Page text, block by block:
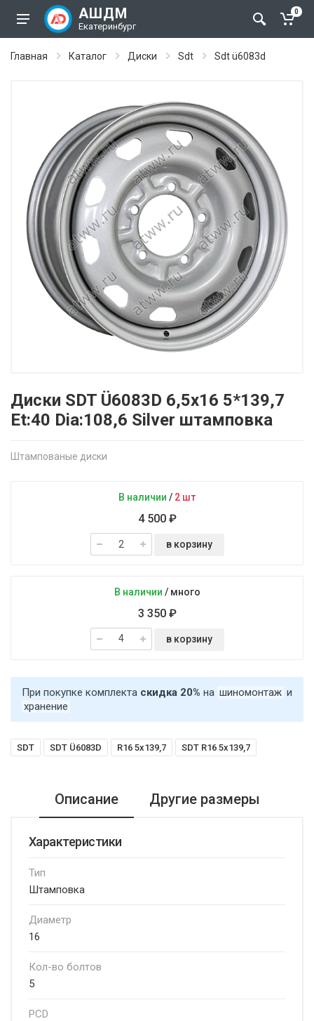
АШДМ
Екатеринбург
0
Главная Каталог Диски Sdt Sdt ü6083d
Диски SDT Ü6083D 6,5x16 5*139,7
Et:40 Dia:108,6 Silver штамповка
Штампованые диски
В наличии / 2 шт
4 500 ₽
в корзину
В наличии / много
3 350 ₽
в корзину
При покупке комплекта скидка 20% на шиномонтаж и
хранение
SDT SDT Ü6083D R16 5x139,7 SDT R16 5x139,7
Описание Другие размеры
Характеристики
Тип
Штамповка
Диаметр
16
Кол-во болтов
5
PCD